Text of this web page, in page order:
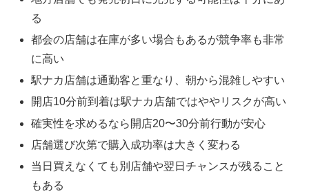
る
都会の店舗は在庫が多い場合もあるが競争率も非常
に高い
駅ナカ店舗は通勤客と重なり、朝から混雑しやすい
開店10分前到着は駅ナカ店舗ではややリスクが高い
確実性を求めるなら開店20〜30分前行動が安心
店舗選び次第で購入成功率は大きく変わる
当日買えなくても別店舗や翌日チャンスが残ること
もある